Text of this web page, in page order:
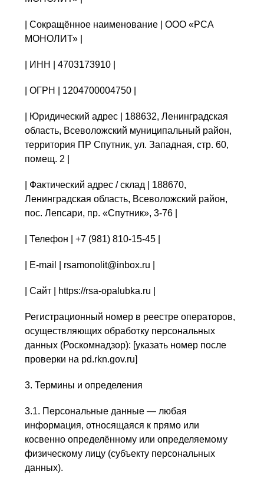
| Сокращённое наименование | ООО «РСА
МОНОЛИТ» |
| ИНН | 4703173910 |
| ОГРН | 1204700004750 |
| Юридический адрес | 188632, Ленинградская
область, Всеволожский муниципальный район,
территория ПР Спутник, ул. Западная, стр. 60,
помещ. 2 |
| Фактический адрес / склад | 188670,
Ленинградская область, Всеволожский район,
пос. Лепсари, пр. «Спутник», 3-76 |
| Телефон | +7 (981) 810-15-45 |
| E-mail | rsamonolit@inbox.ru |
| Сайт | https://rsa-opalubka.ru |
Регистрационный номер в реестре операторов,
осуществляющих обработку персональных
данных (Роскомнадзор): [указать номер после
проверки на pd.rkn.gov.ru]
3. Термины и определения
3.1. Персональные данные — любая
информация, относящаяся к прямо или
косвенно определённому или определяемому
физическому лицу (субъекту персональных
данных).